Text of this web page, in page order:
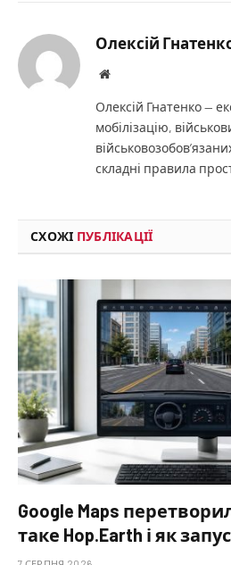
Олексій
Website
Олексій Гнатенко —
мобілізацію,
складні правила
СХОЖІ ПУБЛІКАЦІЇ
Google Maps
таке Hop.Earth і як